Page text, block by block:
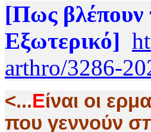
[Πως βλέπουν
Εξωτερικό]
arthro/3286-
<...Είναι οι
που γεννούν